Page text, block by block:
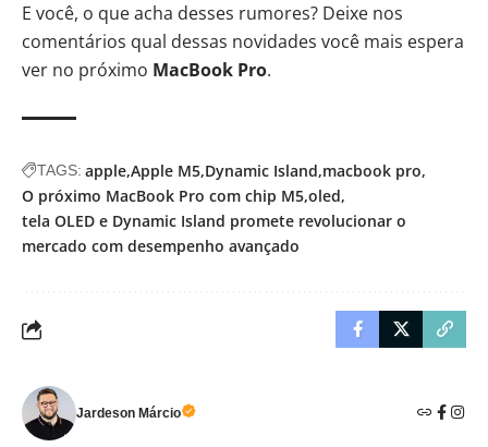
E você, o que acha desses rumores? Deixe nos
comentários qual dessas novidades você mais espera
ver no próximo MacBook Pro.
TAGS: apple Apple M5 Dynamic Island macbook pro
O próximo MacBook Pro com chip M5 oled
tela OLED e Dynamic Island promete revolucionar o
mercado com desempenho avançado
Jardeson Márcio